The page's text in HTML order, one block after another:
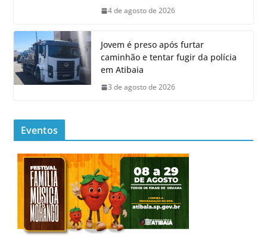
4 de agosto de 2026
Jovem é preso após furtar
caminhão e tentar fugir da polícia
em Atibaia
3 de agosto de 2026
Eventos